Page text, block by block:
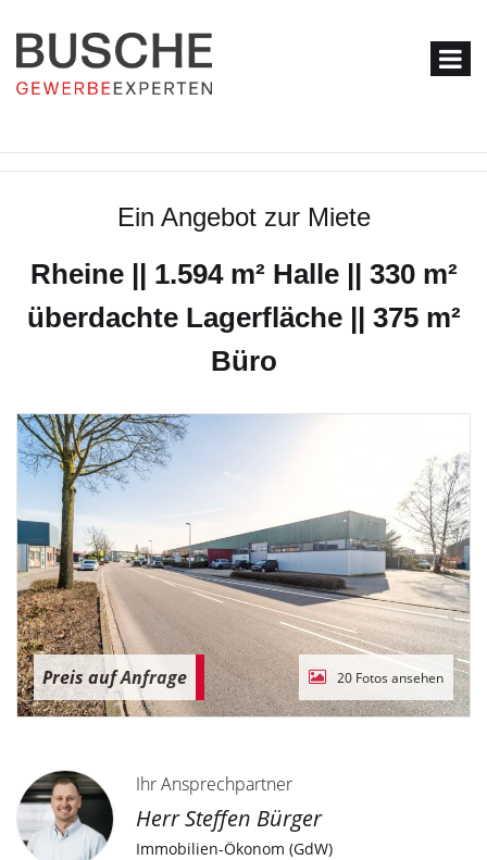
Ein Angebot zur Miete
Rheine || 1.594 m² Halle || 330 m²
überdachte Lagerfläche || 375 m²
Büro
Preis auf Anfrage 20 Fotos ansehen
Ihr Ansprechpartner
Herr Steffen Bürger
Immobilien-Ökonom (GdW)